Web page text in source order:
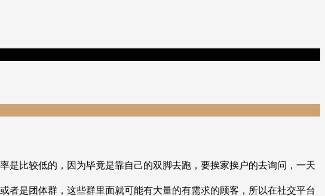
是比较低的，因为毕竟是靠自己的双脚去跑，要挨家挨户的去询问，一天
是团体群，这些群里面就可能有大量的有需求的顾客，所以在社交平台